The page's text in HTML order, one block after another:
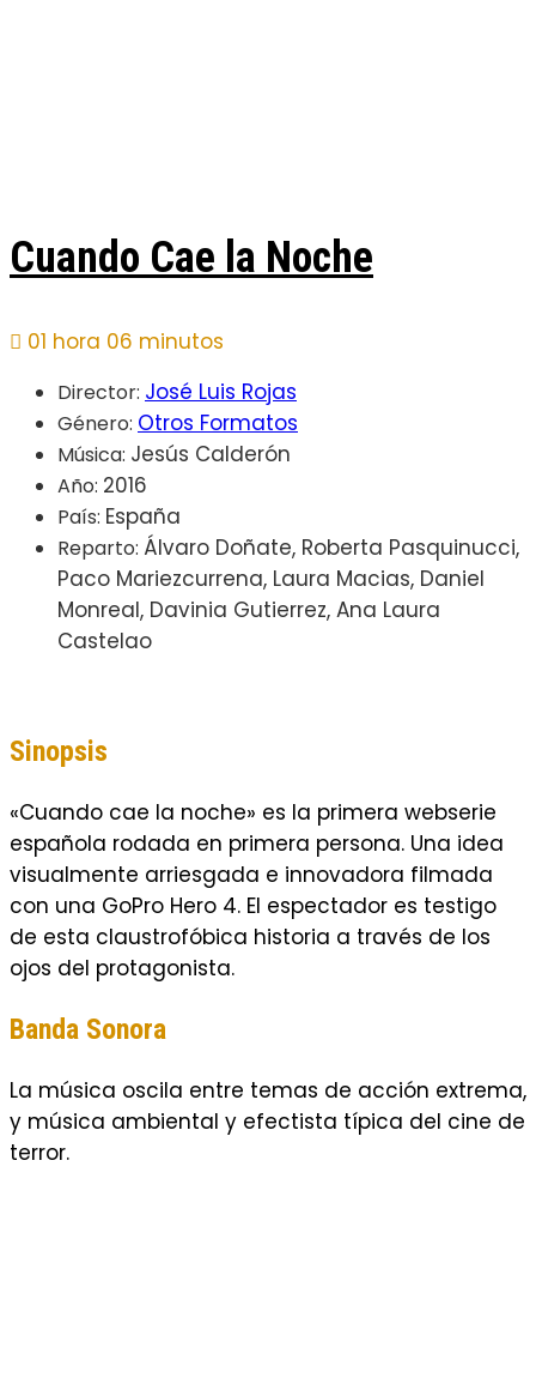
Cuando Cae la Noche
01 hora 06 minutos
Director: José Luis Rojas
Género: Otros Formatos
Música: Jesús Calderón
Año: 2016
País: España
Reparto: Álvaro Doñate, Roberta Pasquinucci,
Paco Mariezcurrena, Laura Macias, Daniel
Monreal, Davinia Gutierrez, Ana Laura
Castelao
Sinopsis
«Cuando cae la noche» es la primera webserie
española rodada en primera persona. Una idea
visualmente arriesgada e innovadora filmada
con una GoPro Hero 4. El espectador es testigo
de esta claustrofóbica historia a través de los
ojos del protagonista.
Banda Sonora
La música oscila entre temas de acción extrema,
y música ambiental y efectista típica del cine de
terror.